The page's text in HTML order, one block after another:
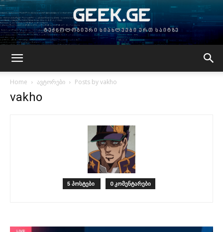
GEEK.GE
ტექნოლოგიური სიახლეები ერთ საიტზე
Home ავტორები Posts by vakho
vakho
5 პოსტები 0 კომენტარები